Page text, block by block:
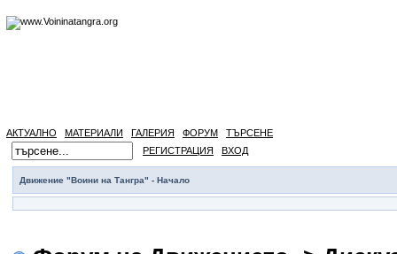
АКТУАЛНО МАТЕРИАЛИ ГАЛЕРИЯ ФОРУМ
ТЪРСЕНЕ
РЕГИСТРАЦИЯ
ВХОД
Движение "Воини на Тангра" - Начало